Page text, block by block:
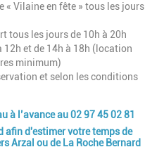
« Vilaine en fête » tous les jours
tous les joursde 10h à 20h
12h et de 14h à 18h (location
minimum)
et selon les conditions
à l’avance au 02 97 45 02 81
afin d'estimer votre temps de
Arzal ou de La Roche Bernard